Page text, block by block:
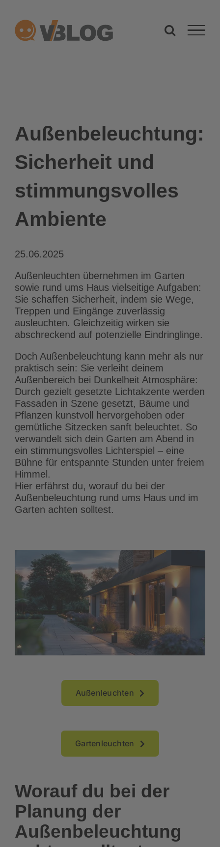
springen
Außenbeleuchtung:
Sicherheit und
stimmungsvolles
Ambiente
25.06.2025
Außenleuchten übernehmen im Garten
sowie rund ums Haus vielseitige Aufgaben:
Sie schaffen Sicherheit, indem sie Wege,
Treppen und Eingänge zuverlässig
ausleuchten. Gleichzeitig wirken sie
abschreckend auf potenzielle Eindringlinge.
Doch Außenbeleuchtung kann mehr als nur
praktisch sein: Sie verleiht deinem
Außenbereich bei Dunkelheit Atmosphäre:
Durch gezielt gesetzte Lichtakzente werden
Fassaden in Szene gesetzt, Bäume und
Pflanzen kunstvoll hervorgehoben oder
gemütliche Sitzecken sanft beleuchtet. So
verwandelt sich dein Garten am Abend in
ein stimmungsvolles Lichterspiel – eine
Bühne für entspannte Stunden unter freiem
Himmel.
Hier erfährst du, worauf du bei der
Außenbeleuchtung rund ums Haus und im
Garten achten solltest.
Außenleuchten
Gartenleuchten
Worauf du bei der
Planung der
Außenbeleuchtung